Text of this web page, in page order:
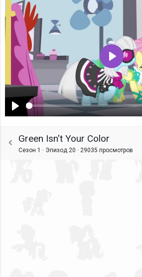
Воспроизвести
Green Isn't Your Color
Сезон 1 · Эпизод 20 · 29035 просмотров